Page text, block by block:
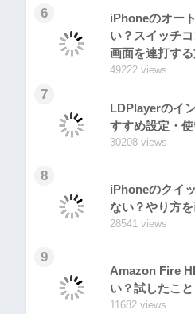
6
iPhoneのオー
い？スイッチ
画面を連打す
49222 views
7
LDPlayerのイ
すすめ設定・
30208 views
8
iPhoneのクイ
ない？やり方
28541 views
9
Amazon Fire
い？試したこと
11682 views